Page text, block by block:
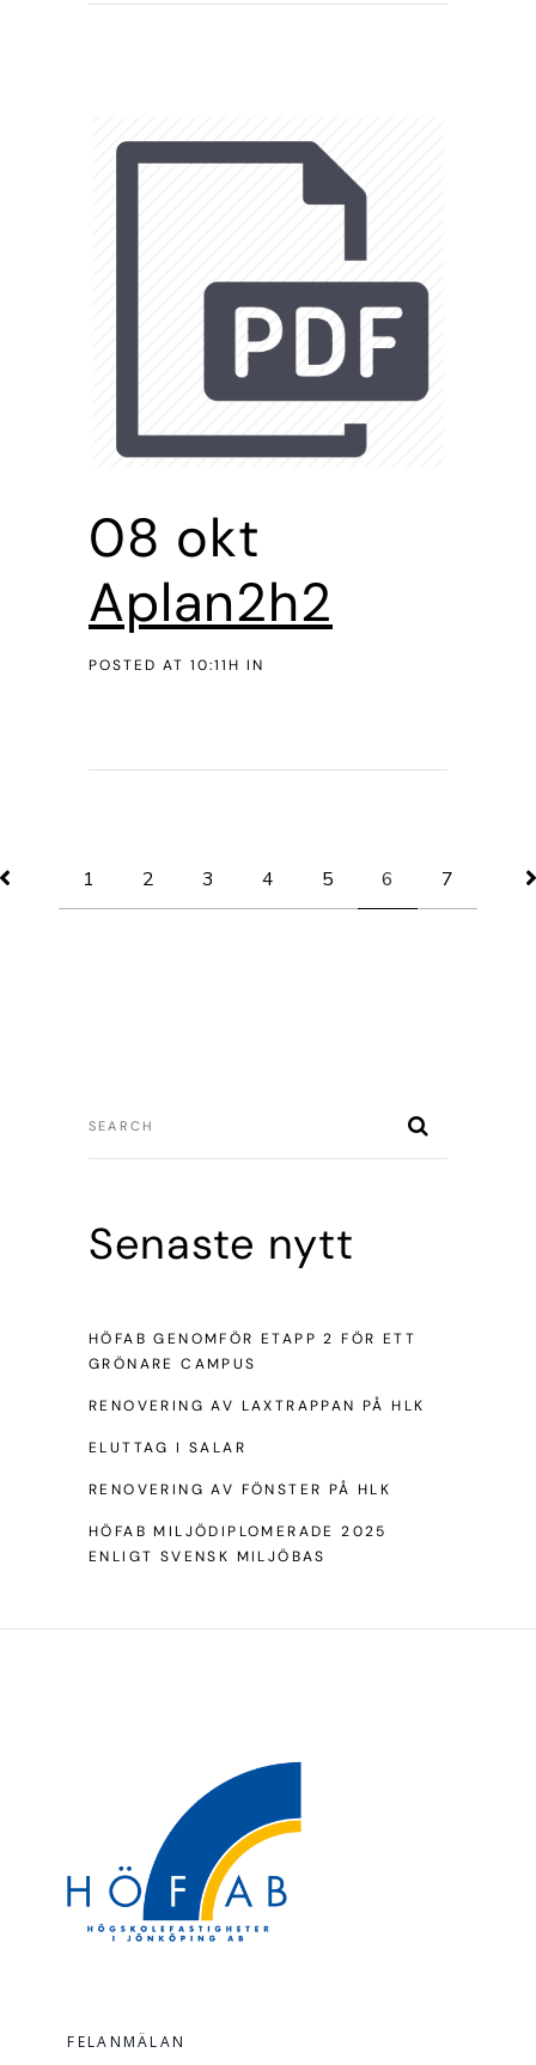
08 okt
Aplan2h2
POSTED AT 10:11H IN
1 2 3 4 5 6 7
Senaste nytt
HÖFAB GENOMFÖR ETAPP 2 FÖR ETT
GRÖNARE CAMPUS
RENOVERING AV LAXTRAPPAN PÅ HLK
ELUTTAG I SALAR
RENOVERING AV FÖNSTER PÅ HLK
HÖFAB MILJÖDIPLOMERADE 2025
ENLIGT SVENSK MILJÖBAS
FELANMÄLAN